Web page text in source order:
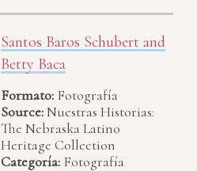
Santos Baros Schubert and
Betty Baca
Formato: Fotografía
Source:Nuestras Historias:
The Nebraska Latino
Heritage Collection
Categoría: Fotografía